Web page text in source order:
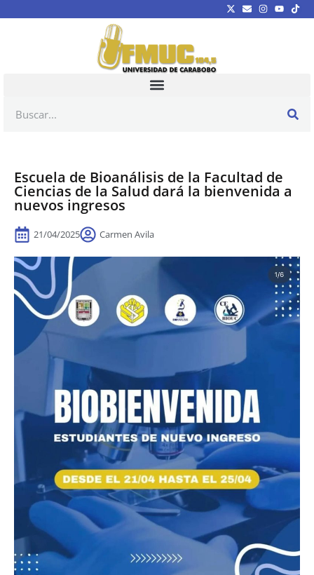
Escuela de Bioanálisis de la Facultad de
Ciencias de la Salud dará la bienvenida a
nuevos ingresos
21/04/2025 Carmen Avila